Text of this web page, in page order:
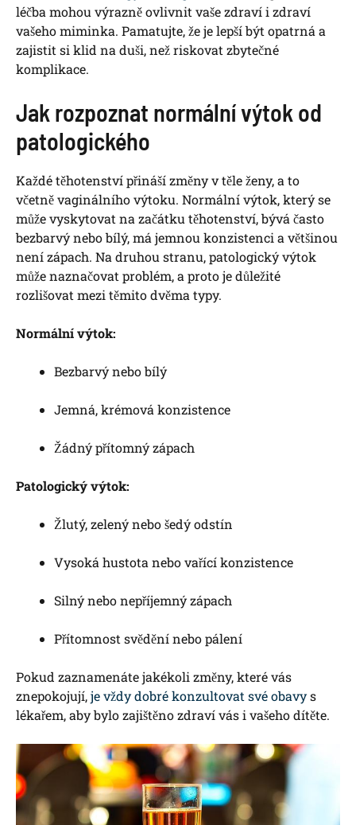
léčba mohou výrazně ovlivnit vaše zdraví i zdraví
vašeho miminka. Pamatujte, že je lepší být opatrná a
zajistit si klid na duši, než riskovat zbytečné
komplikace.
Jak rozpoznat normální výtok od
patologického
Každé těhotenství přináší změny v těle ženy, a to
včetně vaginálního výtoku. Normální výtok, který se
může vyskytovat na začátku těhotenství, bývá často
bezbarvý nebo bílý, má jemnou konzistenci a většinou
není zápach. Na druhou stranu, patologický výtok
může naznačovat problém, a proto je důležité
rozlišovat mezi těmito dvěma typy.
Normální výtok:
Bezbarvý nebo bílý
Jemná, krémová konzistence
Žádný přítomný zápach
Patologický výtok:
Žlutý, zelený nebo šedý odstín
Vysoká hustota nebo vařící konzistence
Silný nebo nepříjemný zápach
Přítomnost svědění nebo pálení
Pokud zaznamenáte jakékoli změny, které vás
znepokojují,je vždy dobré konzultovat své obavys
lékařem, aby bylo zajištěno zdraví vás i vašeho dítěte.